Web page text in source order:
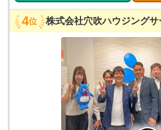
4位 株式会社穴吹ハウジング